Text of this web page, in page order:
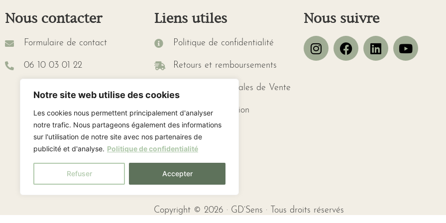
Notre site web utilise des cookies
Les cookies nous permettent principalement d'analyser
notre trafic. Nous partageons également des informations
sur l'utilisation de notre site avec nos partenaires de
publicité et d'analyse. Politique de confidentialité
Refuser Accepter
Nous contacter
Formulaire de contact
06 10 03 01 22
Liens utiles
Politique de confidentialité
Retours et remboursements
Conditions Générales de Vente
Lien de rétractation
Nous suivre
Copyright © 2026 · GD’Sens · Tous droits réservés